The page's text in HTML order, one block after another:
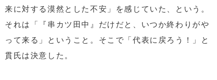
来に対する漠然とした不安」を感じていた、という。
それは「『串カツ田中』だけだと、いつか終わりがや
って来る」ということ。そこで「代表に戻ろう！」と
貫氏は決意した。